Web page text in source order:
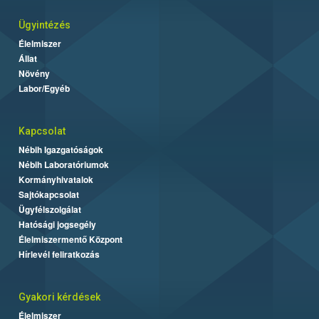
Ügyintézés
Élelmiszer
Állat
Növény
Labor/Egyéb
Kapcsolat
Nébih Igazgatóságok
Nébih Laboratóriumok
Kormányhivatalok
Sajtókapcsolat
Ügyfélszolgálat
Hatósági jogsegély
Élelmiszermentő Központ
Hírlevél feliratkozás
Gyakori kérdések
Élelmiszer